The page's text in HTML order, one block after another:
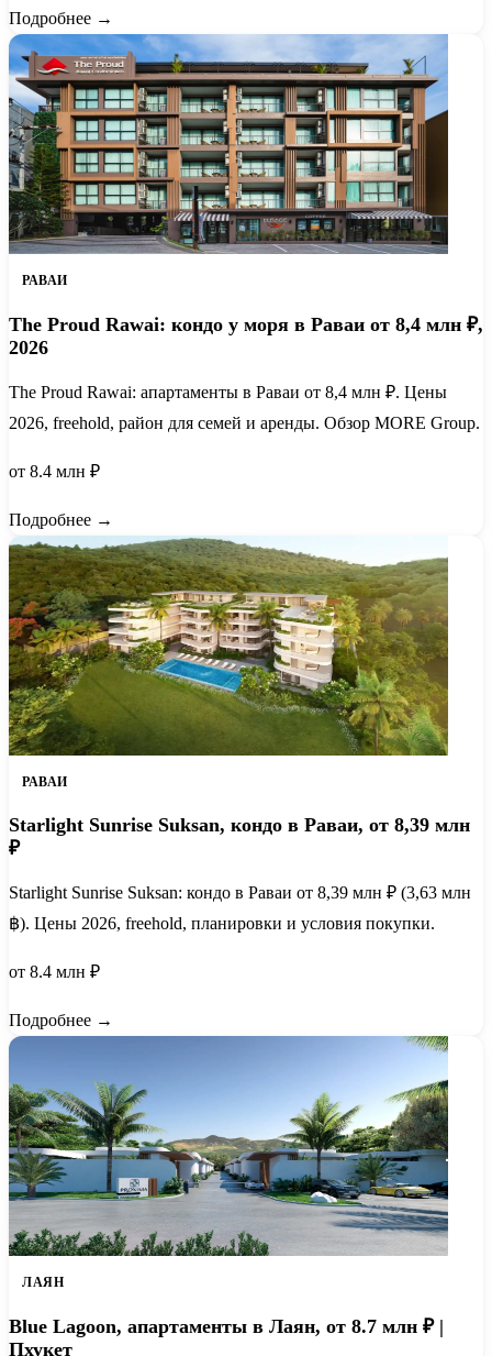
Подробнее →
РАВАИ
The Proud Rawai: кондо у моря в Раваи от 8,4 млн ₽,
2026
The Proud Rawai: апартаменты в Раваи от 8,4 млн ₽. Цены
2026, freehold, район для семей и аренды. Обзор MORE Group.
от 8.4 млн ₽
Подробнее →
РАВАИ
Starlight Sunrise Suksan, кондо в Раваи, от 8,39 млн
₽
Starlight Sunrise Suksan: кондо в Раваи от 8,39 млн ₽ (3,63 млн
฿). Цены 2026, freehold, планировки и условия покупки.
от 8.4 млн ₽
Подробнее →
ЛАЯН
Blue Lagoon, апартаменты в Лаян, от 8.7 млн ₽ |
Пхукет